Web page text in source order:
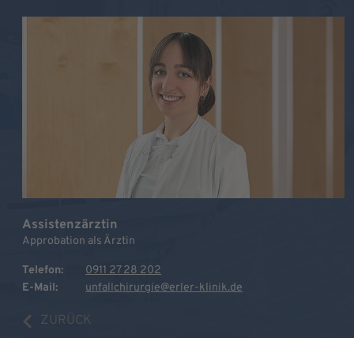
Assistenzärztin
Approbation als Ärztin
Telefon:
0911 27 28 202
E-Mail:
unfallchirurgie@erler-klinik.de
ZURÜCK